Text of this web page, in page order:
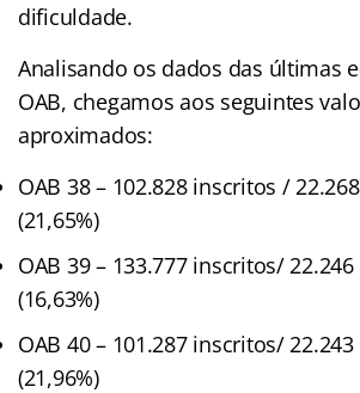
dificuldade.
Analisando os dados das últimas
OAB, chegamos aos seguintes
aproximados:
OAB 38 – 102.828 inscritos /
(21,65%)
OAB 39 – 133.777 inscritos/
(16,63%)
OAB 40 – 101.287 inscritos/
(21,96%)